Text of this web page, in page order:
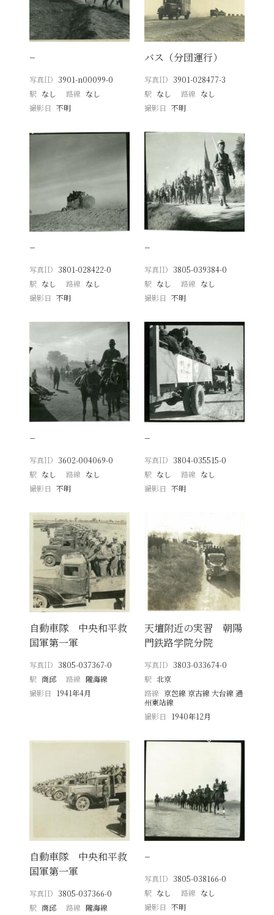
−
写真ID 3901-n00099-0
駅 なし 路線 なし
撮影日
不明
バス（分団運行）
写真ID 3901-028477-3
駅 なし 路線 なし
撮影日 不明
−
写真ID 3801-028422-0
駅 なし 路線 なし
撮影日
不明
−
写真ID 3805-039384-0
駅 なし 路線 なし
撮影日 不明
−
写真ID 3602-004069-0
駅 なし 路線 なし
撮影日
不明
−
写真ID 3804-035515-0
駅 なし 路線 なし
撮影日 不明
自動車隊 中央和平救
国軍第一軍
写真ID 3805-037367-0
駅 商邱 路線 隴海線
撮影日
1941年4月
天壇附近の実習 朝陽
門鉄路学院分院
写真ID 3803-033674-0
駅 北京
路線 京包線 京古線 大台線 通
州東站線
撮影日
1940年12月
自動車隊 中央和平救
国軍第一軍
写真ID 3805-037366-0
駅 商邱 路線 隴海線
−
写真ID 3805-038166-0
駅 なし 路線 なし
撮影日 不明